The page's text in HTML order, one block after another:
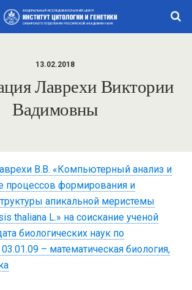
13.02.2018
Лаврехи Виктории
Вадимовны
В.В. «Компьютерный анализ и
процессов формирования и
апикальной меристемы
thaliana L.» на соискание ученой
биологических наук по
– математическая биология,